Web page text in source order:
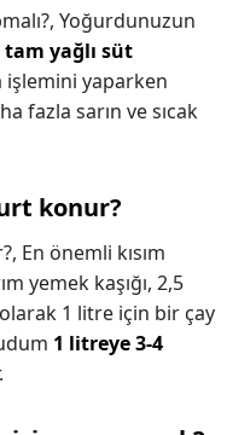
Yoğurdunuzun
tam yağlı süt
işlemini yaparken
fazla sarın ve sıcak
konur?
En önemli kısım
yemek kaşığı, 2,5
1 litre için bir çay
1 litreye 3-4